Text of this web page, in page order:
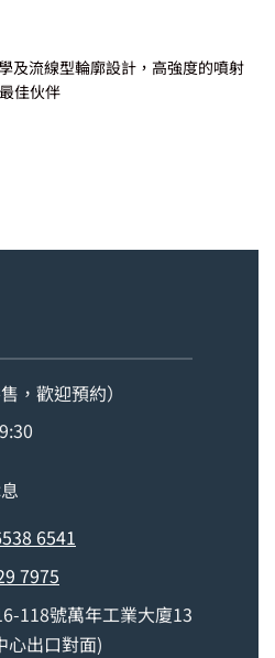
及流線型輪廓設計，高強度的噴射
佳伙伴
，歡迎預約）
6541
7975
118號萬年工業大廈13
心出口對面)